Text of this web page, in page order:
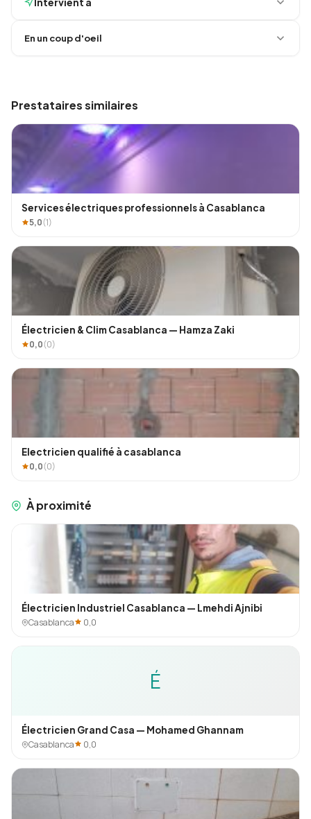
En un coup d'oeil
Prestataires similaires
Services électriques professionnels à Casablanca
5,0(1)
Électricien & Clim Casablanca — Hamza Zaki
0,0(0)
Electricien qualifié à casablanca
0,0(0)
À proximité
Électricien Industriel Casablanca — Lmehdi Ajnibi
Casablanca
0,0
É
Électricien Grand Casa — Mohamed Ghannam
Casablanca
0,0